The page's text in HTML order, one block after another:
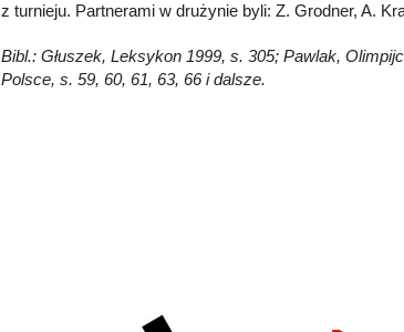
z turnieju. Partnerami w drużynie byli: Z. Grodner, A.
Bibl.: Głuszek, Leksykon 1999, s. 305; Pawlak,
Polsce, s. 59, 60, 61, 63, 66 i dalsze.